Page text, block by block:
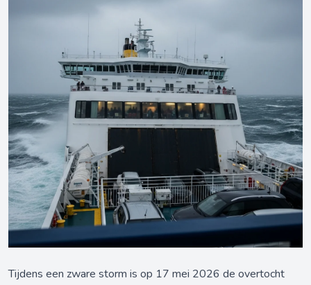
Tijdens een zware storm is op 17 mei 2026 de overtocht